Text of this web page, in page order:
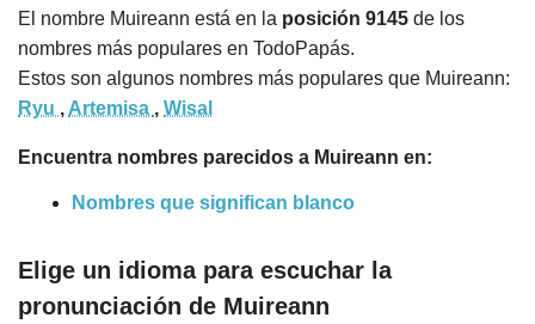
El nombre Muireann está en la posición 9145 de los
nombres más populares en TodoPapás.
Estos son algunos nombres más populares que Muireann:
Ryu , Artemisa , Wisal
Encuentra nombres parecidos a Muireann en:
Nombres que significan blanco
Elige un idioma para escuchar la
pronunciación de Muireann